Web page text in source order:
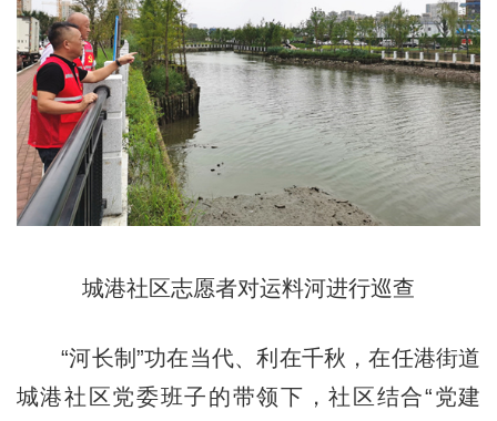
城港社区志愿者对运料河进行巡查
“河长制”功在当代、利在千秋，在任港街道
城港社区党委班子的带领下，社区结合“党建